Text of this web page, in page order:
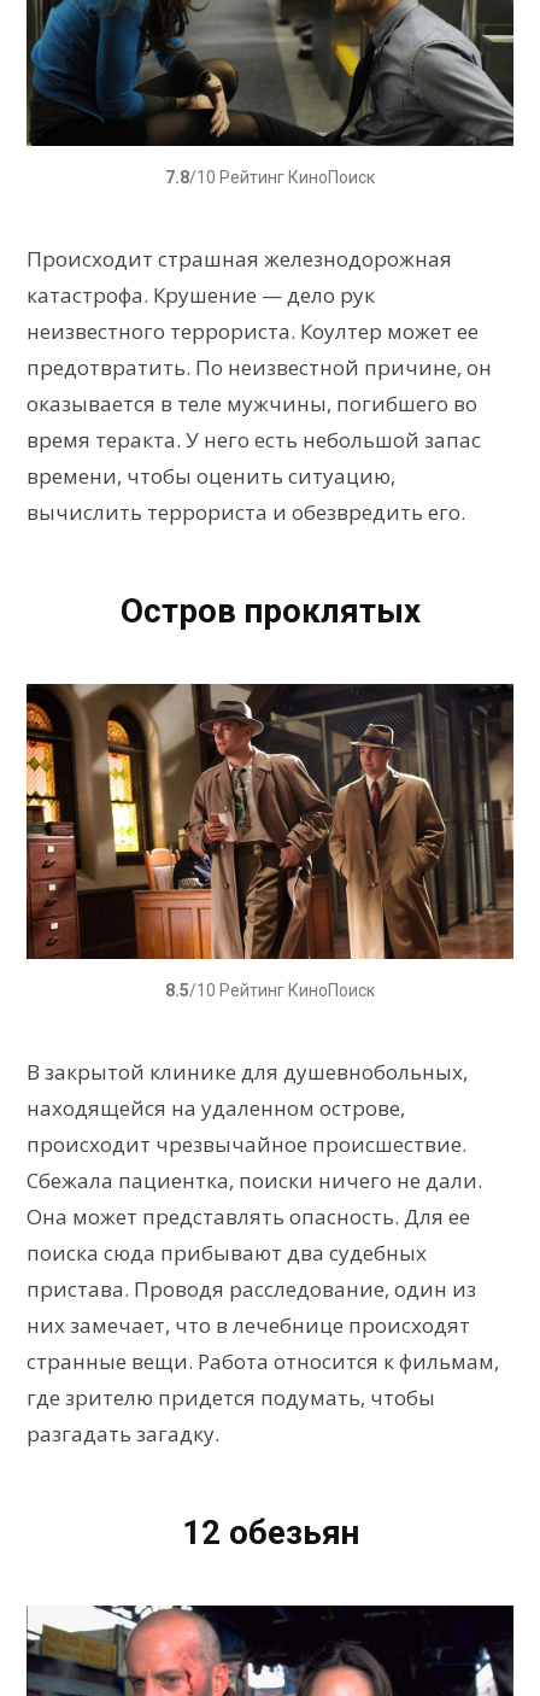
7.8/10 Рейтинг КиноПоиск
Происходит страшная железнодорожная
катастрофа. Крушение — дело рук
неизвестного террориста. Коултер может ее
предотвратить. По неизвестной причине, он
оказывается в теле мужчины, погибшего во
время теракта. У него есть небольшой запас
времени, чтобы оценить ситуацию,
вычислить террориста и обезвредить его.
Остров проклятых
8.5/10 Рейтинг КиноПоиск
В закрытой клинике для душевнобольных,
находящейся на удаленном острове,
происходит чрезвычайное происшествие.
Сбежала пациентка, поиски ничего не дали.
Она может представлять опасность. Для ее
поиска сюда прибывают два судебных
пристава. Проводя расследование, один из
них замечает, что в лечебнице происходят
странные вещи. Работа относится к фильмам,
где зрителю придется подумать, чтобы
разгадать загадку.
12 обезьян